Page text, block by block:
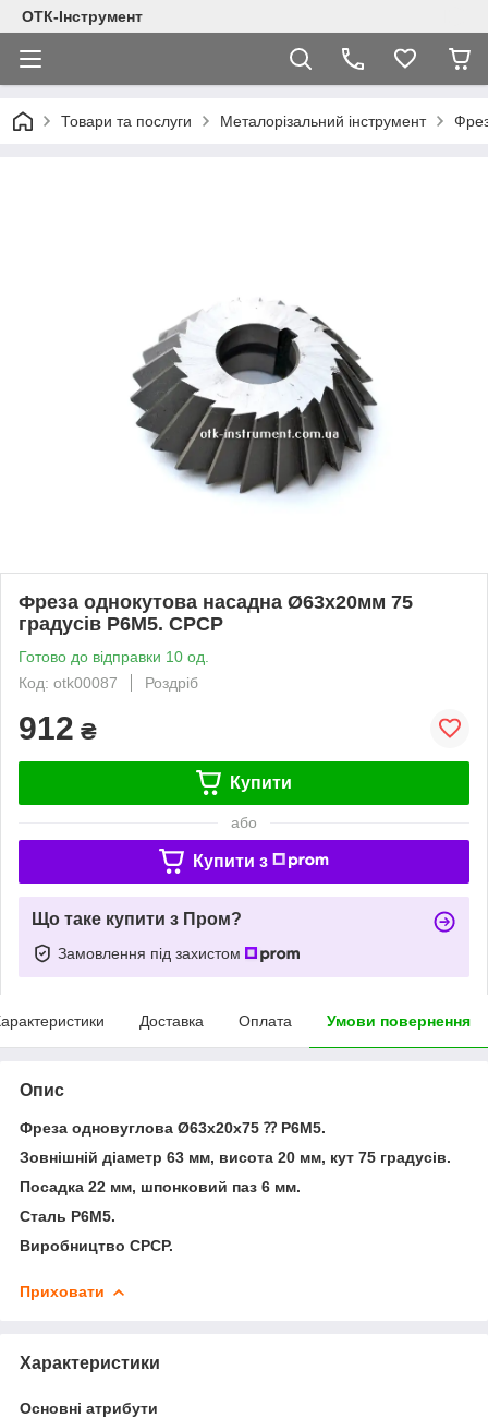
ОТК-Інструмент
Товари та послуги Металорізальний інструмент
Фреза однокутова насадна Ø63х20мм 75
градусів Р6М5. СРСР
Готово до відправки 10 од.
Код: otk00087
Роздріб
912 ₴
Купити
або
Купити з
Що таке купити з Пром?
Замовлення під захистом
Доставка Оплата Умови повернення
Опис
Фреза одновуглова Ø63х20х75 ⁇ Р6М5.
Зовнішній діаметр 63 мм, висота 20 мм, кут 75 градусів.
Посадка 22 мм, шпонковий паз 6 мм.
Сталь Р6М5.
Виробництво СРСР.
Приховати
Характеристики
Основні атрибути